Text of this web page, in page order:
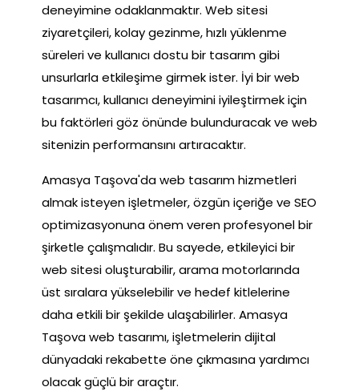
deneyimine odaklanmaktır. Web sitesi
ziyaretçileri, kolay gezinme, hızlı yüklenme
süreleri ve kullanıcı dostu bir tasarım gibi
unsurlarla etkileşime girmek ister. İyi bir web
tasarımcı, kullanıcı deneyimini iyileştirmek için
bu faktörleri göz önünde bulunduracak ve web
sitenizin performansını artıracaktır.
Amasya Taşova'da web tasarım hizmetleri
almak isteyen işletmeler, özgün içeriğe ve SEO
optimizasyonuna önem veren profesyonel bir
şirketle çalışmalıdır. Bu sayede, etkileyici bir
web sitesi oluşturabilir, arama motorlarında
üst sıralara yükselebilir ve hedef kitlelerine
daha etkili bir şekilde ulaşabilirler. Amasya
Taşova web tasarımı, işletmelerin dijital
dünyadaki rekabette öne çıkmasına yardımcı
olacak güçlü bir araçtır.